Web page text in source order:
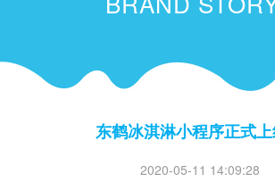
东鹤冰淇淋小程序正式
2020-05-11 14:09:28